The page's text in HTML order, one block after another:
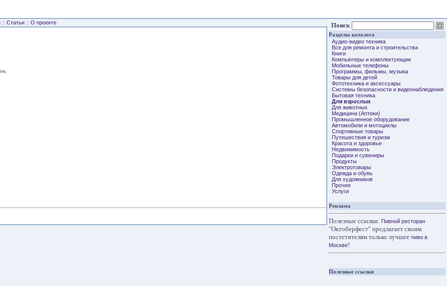
:: Статьи :: О проекте Поиск
Разделы каталога
Аудио-видео техника
Все для ремонта и строительства
Книги
Компьютеры и комплектующие
Мобильные телефоны
Программы, фильмы, музыка
Товары для детей
Фототехника и аксессуары
Системы безопасности и видеонаблюдения
Бытовая техника
Для взрослых
Для животных
Медицина (Аптеки)
Промышленное оборудование
Автомобили и мотоциклы
Спортивные товары
Путешествия и туризм
Красота и здоровье
Недвижимость
Подарки и сувениры
Продукты
Электротовары
Одежда и обувь
Для художников
Прочее
Услуги
Реклама
Полезные ссылки: Пивной ресторан
"Октоберфест" предлагает своим
постетителям только лучшее пиво в
Москве!
Полезные ссылки